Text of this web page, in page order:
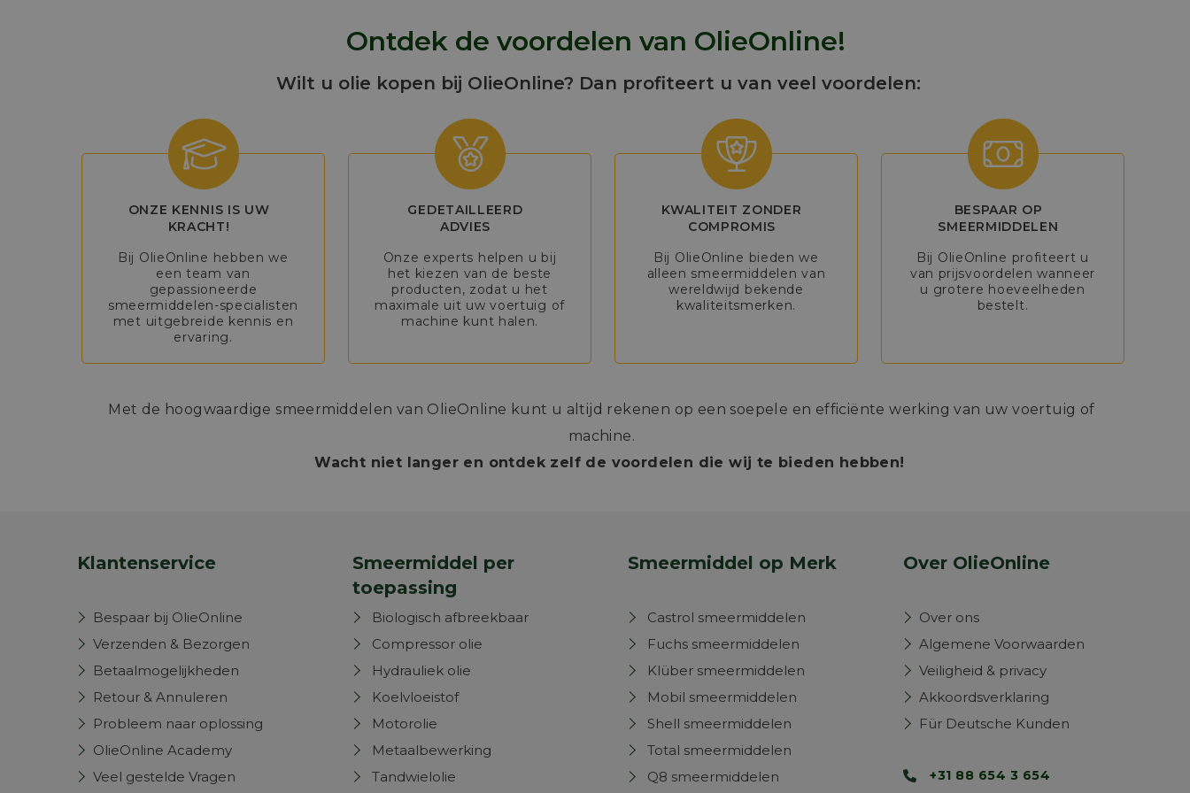
Ontdek de voordelen van OlieOnline!
Wilt u olie kopen bij OlieOnline? Dan profiteert u van veel voordelen:
ONZE KENNIS IS UW
KRACHT!
Bij OlieOnline hebben we
een team van
gepassioneerde
smeermiddelen-specialisten
met uitgebreide kennis en
ervaring.
GEDETAILLEERD
ADVIES
Onze experts helpen u bij
het kiezen van de beste
producten, zodat u het
maximale uit uw voertuig of
machine kunt halen.
KWALITEIT ZONDER
COMPROMIS
Bij OlieOnline bieden we
alleen smeermiddelen van
wereldwijd bekende
kwaliteitsmerken.
BESPAAR OP
SMEERMIDDELEN
Bij OlieOnline profiteert u
van prijsvoordelen wanneer
u grotere hoeveelheden
bestelt.
Met de hoogwaardige smeermiddelen van OlieOnline kunt u altijd rekenen op een soepele en efficiënte werking van uw voertuig of
machine.
Wacht niet langer en ontdek zelf de voordelen die wij te bieden hebben!
Klantenservice
Bespaar bij OlieOnline
Verzenden & Bezorgen
Betaalmogelijkheden
Retour & Annuleren
Probleem naar oplossing
OlieOnline Academy
Veel gestelde Vragen
Smeermiddel per
toepassing
Biologisch afbreekbaar
Compressor olie
Hydrauliek olie
Koelvloeistof
Motorolie
Metaalbewerking
Tandwielolie
Smeermiddel op Merk
Castrol smeermiddelen
Fuchs smeermiddelen
Klüber smeermiddelen
Mobil smeermiddelen
Shell smeermiddelen
Total smeermiddelen
Q8 smeermiddelen
Over OlieOnline
Over ons
Algemene Voorwaarden
Veiligheid & privacy
Akkoordsverklaring
Für Deutsche Kunden
+31 88 654 3 654